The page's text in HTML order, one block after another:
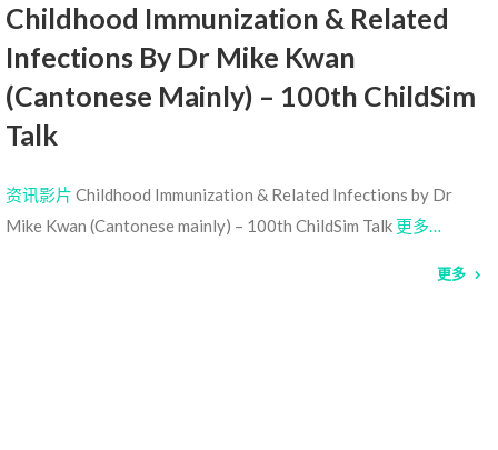
Childhood Immunization & Related
Infections By Dr Mike Kwan
(Cantonese Mainly) – 100th ChildSim
Talk
资讯影片 Childhood Immunization & Related Infections by Dr
Mike Kwan (Cantonese mainly) – 100th ChildSim Talk 更多…
更多